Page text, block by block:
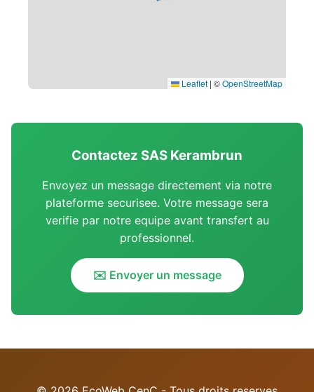
Leaflet | ©OpenStreetMap
Contactez SAS Kerambrun
Envoyez un message directement via notre
plateforme securisee. Votre message sera
verifie par notre equipe avant transfert au
professionnel.
✉️ Envoyer un message